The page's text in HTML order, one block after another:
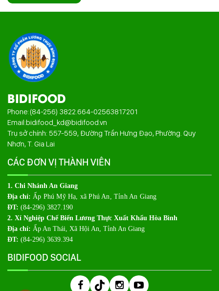
BIDIFOOD
Phone:(84-256) 3822.664-02563817201
Email:bidifood_kd@bidifood.vn
Trụ sở chính: 557-559, Đường Trần Hưng Đạo, Phường. Quy
Nhơn, T. Gia Lai
CÁC ĐƠN VỊ THÀNH VIÊN
1. Chi Nhánh An Giang
Địa chỉ: Ấp Phú Mỹ Hạ, xã Phú An, Tỉnh An Giang
ĐT: (84-296) 3827.190
2. Xí Nghiệp Chế Biến Lương Thực Xuất Khẩu Hòa Bình
Địa chỉ: Ấp An Thái, Xã Hội An, Tỉnh An Giang
ĐT: (84-296) 3639.394
BIDIFOOD SOCIAL